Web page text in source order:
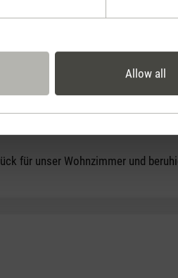
Allow all
schade, ist aber beim Verpacken
für unser Wohnzimmer und